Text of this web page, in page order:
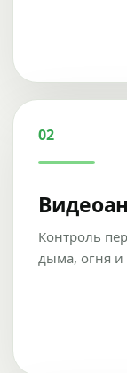
02
Контроль
дыма, огня и